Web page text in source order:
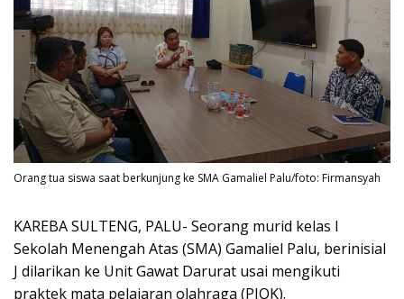
Orang tua siswa saat berkunjung ke SMA Gamaliel Palu/foto: Firmansyah
KAREBA SULTENG, PALU- Seorang murid kelas I
Sekolah Menengah Atas (SMA) Gamaliel Palu, berinisial
J dilarikan ke Unit Gawat Darurat usai mengikuti
praktek mata pelajaran olahraga (PJOK).